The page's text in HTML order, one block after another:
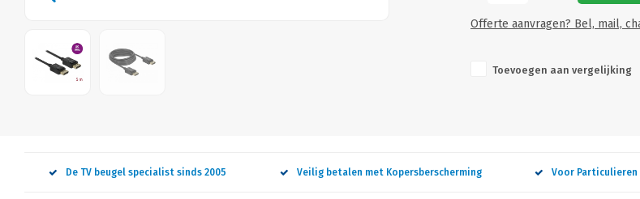
Offerte aanvragen? Bel, mail,
Toevoegen aan vergelijking
De TV beugel specialist sinds 2005 Veilig betalen met Kopersberscherming Voor Particulieren